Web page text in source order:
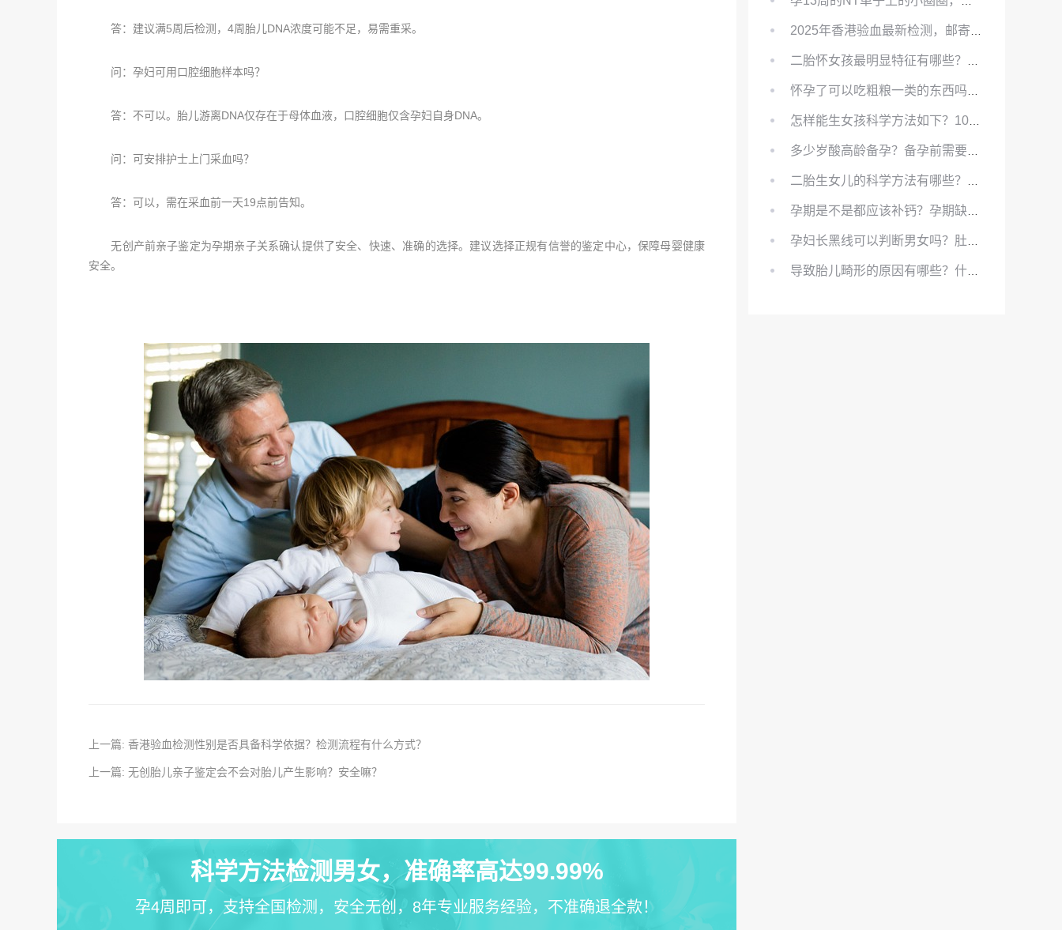
答：建议满5周后检测，4周胎儿DNA浓度可能不足，易需重采。
问：孕妇可用口腔细胞样本吗？
答：不可以。胎儿游离DNA仅存在于母体血液，口腔细胞仅含孕妇自身DNA。
问：可安排护士上门采血吗？
答：可以，需在采血前一天19点前告知。
无创产前亲子鉴定为孕期亲子关系确认提供了安全、快速、准确的选择。建议选择正规有信誉的鉴定中心，保障母婴健康
安全。
上一篇: 香港验血检测性别是否具备科学依据？检测流程有什么方式？
上一篇: 无创胎儿亲子鉴定会不会对胎儿产生影响？安全嘛？
科学方法检测男女，准确率高达99.99%
孕4周即可，支持全国检测，安全无创，8年专业服务经验，不准确退全款！